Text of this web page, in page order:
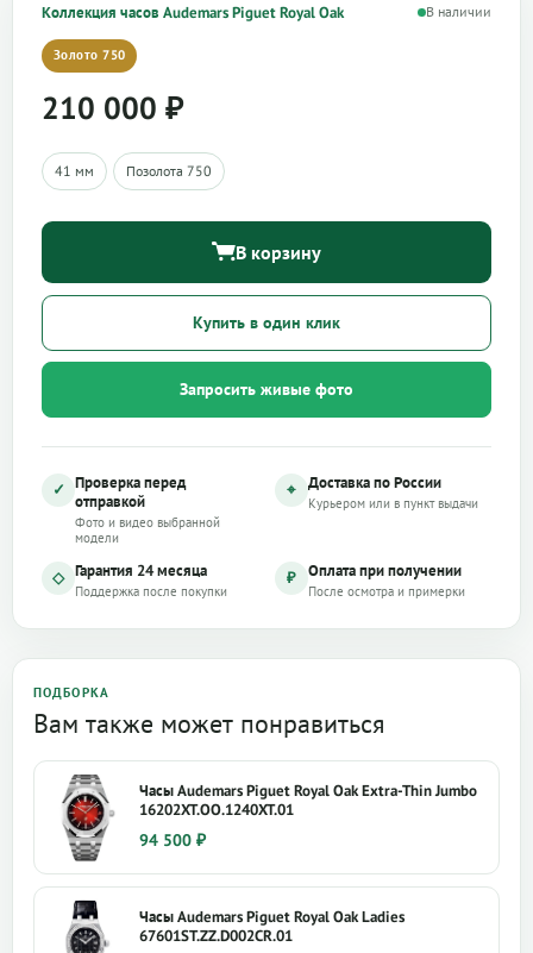
Коллекция часов Audemars Piguet Royal Oak В наличии
Золото 750
210 000 ₽
41 мм Позолота 750
В корзину
Купить в один клик
Запросить живые фото
✓ Проверка перед
отправкой
Фото и видео выбранной
модели
⌖ Доставка по России
Курьером или в пункт выдачи
◇ Гарантия 24 месяца
Поддержка после покупки
₽ Оплата при получении
После осмотра и примерки
ПОДБОРКА
Вам также может понравиться
Часы Audemars Piguet Royal Oak Extra-Thin Jumbo
16202XT.OO.1240XT.01
94 500 ₽
Часы Audemars Piguet Royal Oak Ladies
67601ST.ZZ.D002CR.01